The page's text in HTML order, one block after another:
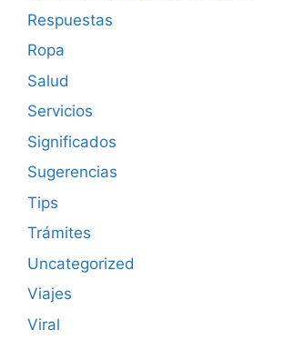
Respuestas
Ropa
Salud
Servicios
Significados
Sugerencias
Tips
Trámites
Uncategorized
Viajes
Viral